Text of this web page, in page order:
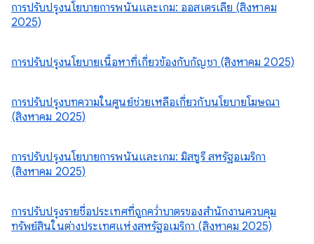
การปรับปรุงนโยบายการพนันและเกม: ออสเตรเลีย (สิงหาคม
2025)
การปรับปรุงนโยบายเนื้อหาที่เกี่ยวข้องกับกัญชา (สิงหาคม 2025)
การปรับปรุงบทความในศูนย์ช่วยเหลือเกี่ยวกับนโยบายโฆษณา
(สิงหาคม 2025)
การปรับปรุงนโยบายการพนันและเกม: มิสซูรี สหรัฐอเมริกา
(สิงหาคม 2025)
การปรับปรุงรายชื่อประเทศที่ถูกคว่ำบาตรของสำนักงานควบคุม
ทรัพย์สินในต่างประเทศแห่งสหรัฐอเมริกา (สิงหาคม 2025)